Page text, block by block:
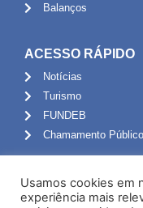
Balanços
ACESSO RÁPIDO
Notícias
Turismo
FUNDEB
Chamamento Público
Portal do Servidor
Usamos cookies em
experiência mais